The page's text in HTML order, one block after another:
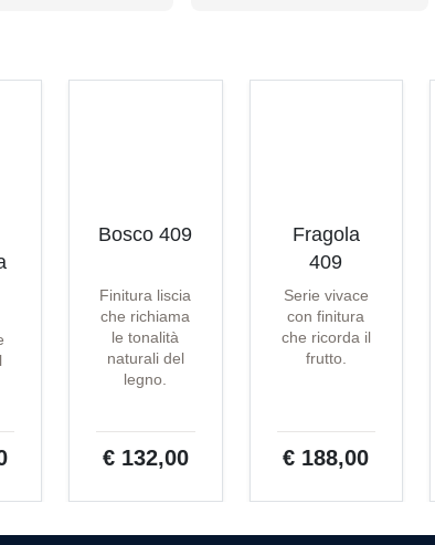
Bosco 409
Finitura liscia
che richiama
le tonalità
naturali del
legno.
€ 132,00
Fragola
409
Serie vivace
con finitura
che ricorda il
frutto.
€ 188,00